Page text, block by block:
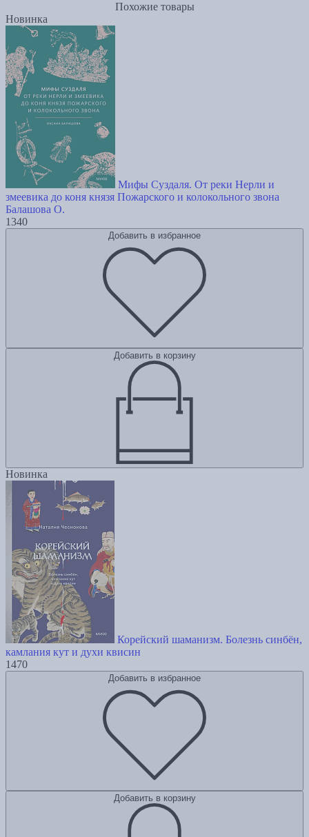
Похожие товары
Новинка
Мифы Суздаля. От реки Нерли и
змеевика до коня князя Пожарского и колокольного звона
Балашова О.
1340
Добавить в избранное
Добавить в корзину
Новинка
Корейский шаманизм. Болезнь синбён,
камлания кут и духи квисин
1470
Добавить в избранное
Добавить в корзину